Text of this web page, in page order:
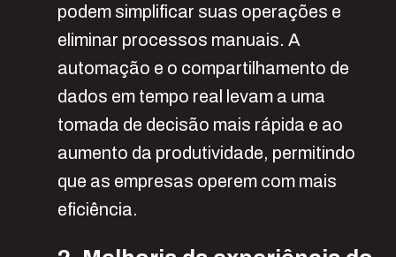
podem simplificar suas operações e
eliminar processos manuais. A
automação e o compartilhamento de
dados em tempo real levam a uma
tomada de decisão mais rápida e ao
aumento da produtividade, permitindo
que as empresas operem com mais
eficiência.